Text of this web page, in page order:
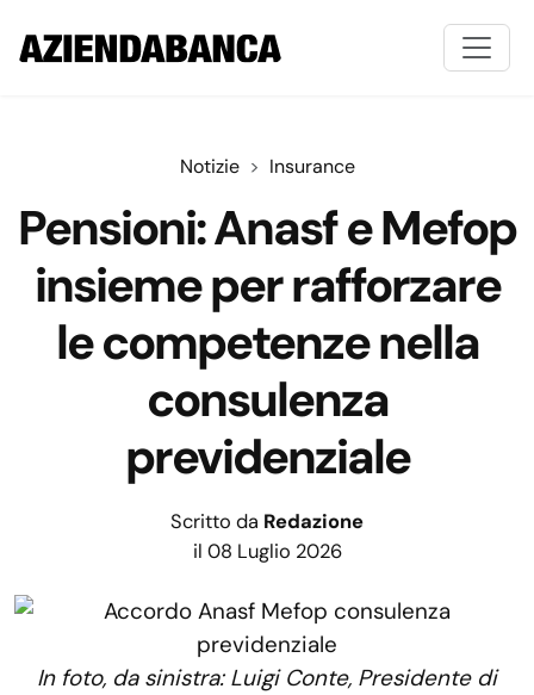
Notizie Insurance
Pensioni: Anasf e Mefop
insieme per rafforzare
le competenze nella
consulenza
previdenziale
Scritto da Redazione
il 08 Luglio 2026
In foto, da sinistra: Luigi Conte, Presidente di